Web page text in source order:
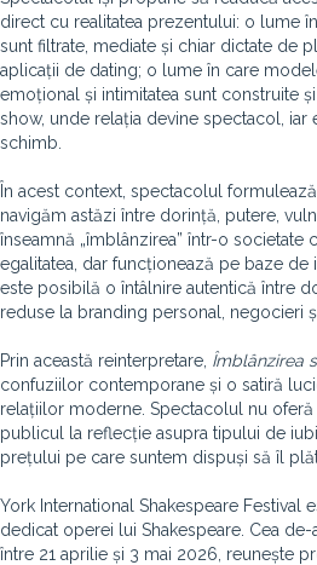
direct cu realitatea prezentului: o lume
sunt filtrate, mediate și chiar dictate de
aplicații de dating; o lume în care
emoțional și intimitatea sunt construite
show, unde relația devine spectacol,
schimb.
În acest context, spectacolul
navigăm astăzi între dorință, putere,
înseamnă „îmblânzirea” într-o societate
egalitatea, dar funcționează pe baze de
este posibilă o întâlnire autentică între
reduse la branding personal, negocieri
Prin această reinterpretare, Îmblânzirea
confuziilor contemporane și o satiră
relațiilor moderne. Spectacolul nu
publicul la reflecție asupra tipului de
prețului pe care suntem dispuși să îl
York International Shakespeare Festival
dedicat operei lui Shakespeare. Cea
între 21 aprilie și 3 mai 2026, reunește